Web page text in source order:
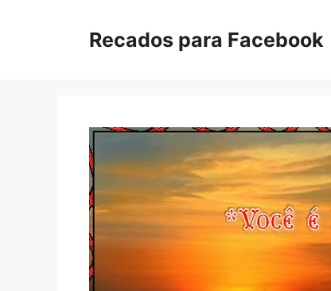
Recados para Facebook